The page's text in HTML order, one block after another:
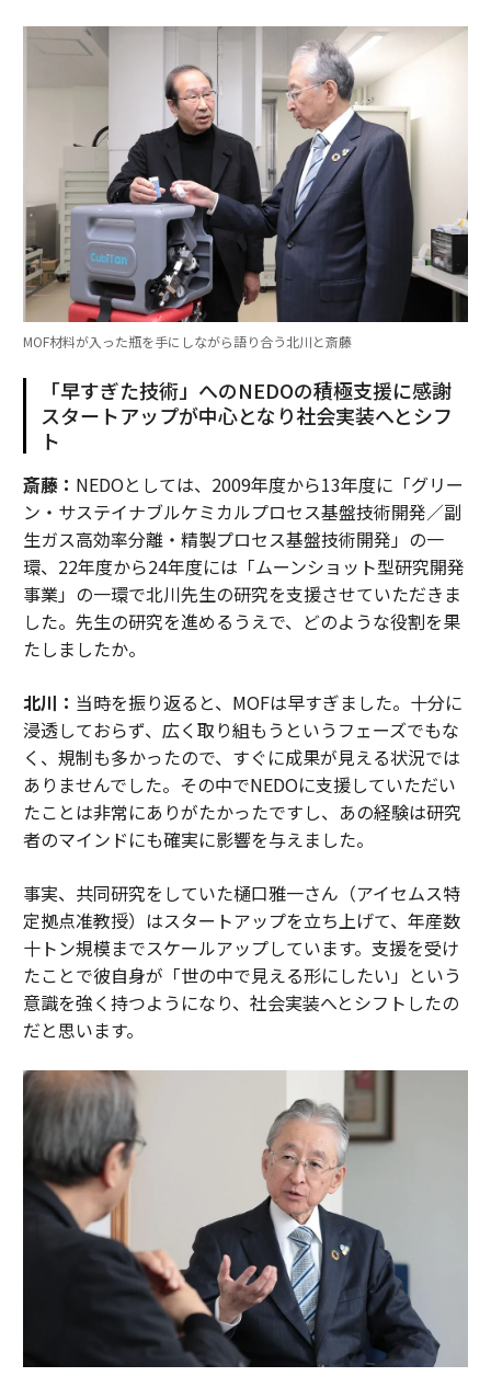
MOF材料が入った瓶を手にしながら語り合う北川と斎藤
「早すぎた技術」へのNEDOの積極支援に感謝
スタートアップが中心となり社会実装へとシフ
ト
斎藤： NEDOとしては、2009年度から13年度に「グリー
ン・サステイナブルケミカルプロセス基盤技術開発／副
生ガス高効率分離・精製プロセス基盤技術開発」の一
環、22年度から24年度には「ムーンショット型研究開発
事業」の一環で北川先生の研究を支援させていただきま
した。先生の研究を進めるうえで、どのような役割を果
たしましたか。
北川： 当時を振り返ると、MOFは早すぎました。十分に
浸透しておらず、広く取り組もうというフェーズでもな
く、規制も多かったので、すぐに成果が見える状況では
ありませんでした。その中でNEDOに支援していただい
たことは非常にありがたかったですし、あの経験は研究
者のマインドにも確実に影響を与えました。
事実、共同研究をしていた樋口雅一さん（アイセムス特
定拠点准教授）はスタートアップを立ち上げて、年産数
十トン規模までスケールアップしています。支援を受け
たことで彼自身が「世の中で見える形にしたい」という
意識を強く持つようになり、社会実装へとシフトしたの
だと思います。